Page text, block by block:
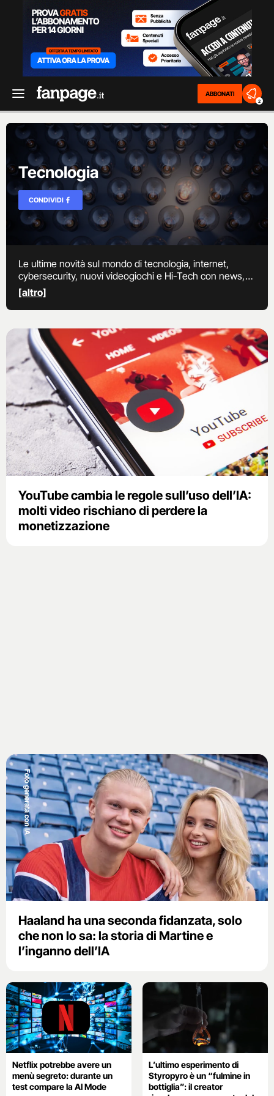
ABBONATI
2
Tecnologia
CONDIVIDI
Le ultime novità sul mondo di tecnologia, internet,
cybersecurity, nuovi videogiochi e Hi-Tech con news,
approfondimenti e guide su nuovi dispositivi in uscita,
telefonia, nuove app e funzioni social in arrivo e
piattaforme streaming.
[altro]
YouTube cambia le regole sull’uso dell’IA:
molti video rischiano di perdere la
monetizzazione
Haaland ha una seconda fidanzata, solo
che non lo sa: la storia di Martine e
l’inganno dell’IA
Netflix potrebbe avere un
menù segreto: durante un
test compare la AI Mode
L’ultimo esperimento di
Styropyro è un “fulmine in
bottiglia”: il creator